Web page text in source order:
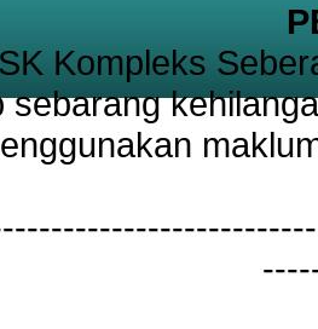
Kompleks
sebarang